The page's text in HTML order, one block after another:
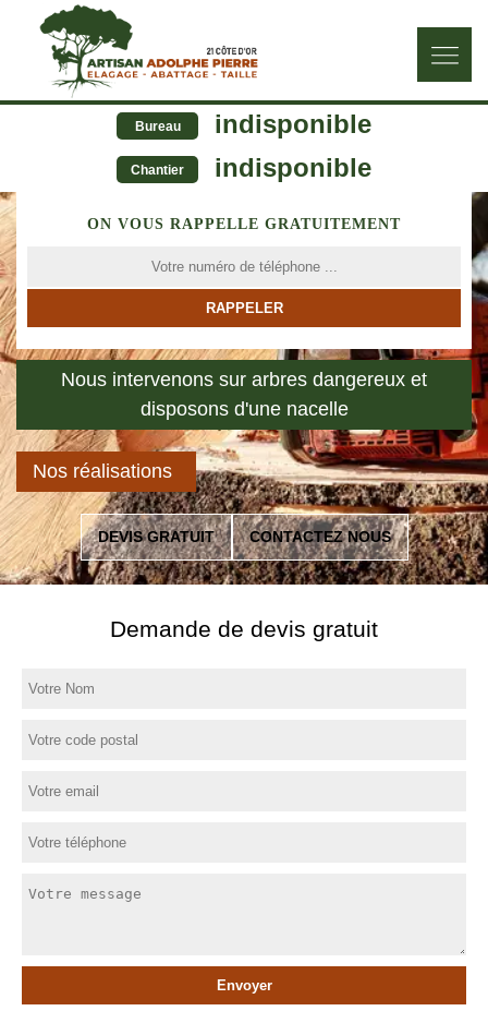
Bureau indisponible
Chantier indisponible
ON VOUS RAPPELLE GRATUITEMENT
Nous intervenons sur arbres dangereux et
disposons d'une nacelle
Nos réalisations
DEVIS GRATUIT CONTACTEZ NOUS
Demande de devis gratuit